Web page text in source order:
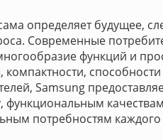
определяет будущее,
Современные
функций и
способности
Samsung
потребностям